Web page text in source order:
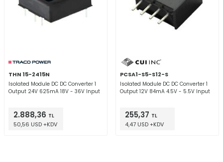
THN 15-2415N
Isolated Module DC DC Converter 1
Output 24V 625mA 18V - 36V Input
2.888,36 TL
50,56 USD +KDV
PCSA1-S5-S12-S
Isolated Module DC DC Converter 1
Output 12V 84mA 4.5V - 5.5V Input
255,37 TL
4,47 USD +KDV